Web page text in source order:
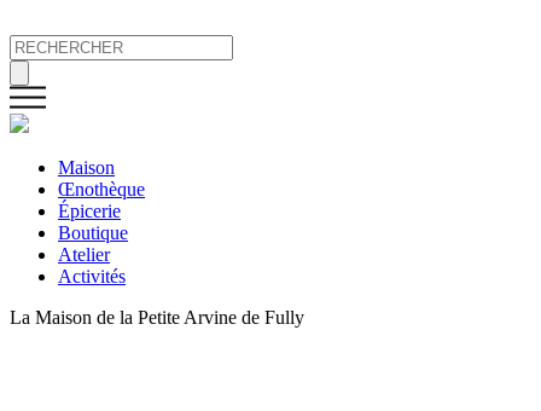
Maison
Œnothèque
Épicerie
Boutique
Atelier
Activités
La Maison de la Petite Arvine de Fully